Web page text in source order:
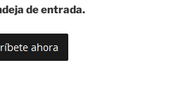
de entrada.